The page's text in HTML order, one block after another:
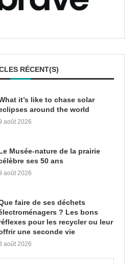
RÉCENT(S)
it’s like to chase solar
around the world
août 2026
Musée-nature de la prairie
ses 50 ans
août 2026
faire de ses déchets
? Les bons
pour les recycler ou leur
une seconde vie
août 2026